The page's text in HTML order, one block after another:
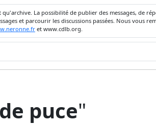
La possibilité de publier des messages, de
et parcourir les discussions passées. Nous vous
et www.cdlb.org.
puce"